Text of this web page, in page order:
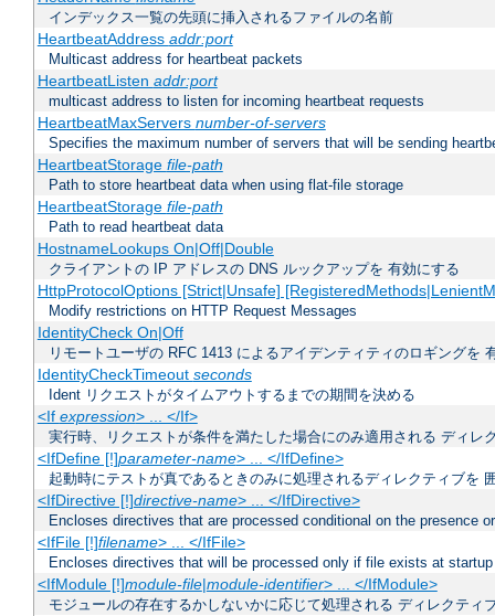
インデックス一覧の先頭に挿入されるファイルの名前
HeartbeatAddress addr:port
Multicast address for heartbeat packets
HeartbeatListen addr:port
multicast address to listen for incoming heartbeat requests
HeartbeatMaxServers number-of-servers
Specifies the maximum number of servers that will be sending
HeartbeatStorage file-path
Path to store heartbeat data when using flat-file storage
HeartbeatStorage file-path
Path to read heartbeat data
HostnameLookups On|Off|Double
クライアントの IP アドレスの DNS ルックアップを 有効にする
HttpProtocolOptions [Strict|Unsafe]
Modify restrictions on HTTP Request Messages
IdentityCheck On|Off
リモートユーザの RFC 1413 によるアイデンティティのロギングを
IdentityCheckTimeout seconds
Ident リクエストがタイムアウトするまでの期間を決める
<If expression> ... </If>
実行時、リクエストが条件を満たした場合にのみ適用される ディレ
<IfDefine [!]parameter-name> ... </IfDefine>
起動時にテストが真であるときのみに処理されるディレクティブを
<IfDirective [!]directive-name> ... </IfDirective>
Encloses directives that are processed conditional on the presence
<IfFile [!]filename> ... </IfFile>
Encloses directives that will be processed only if file exists at startup
<IfModule [!]module-file|module-identifier> ... </IfModule>
モジュールの存在するかしないかに応じて処理される ディレクティ